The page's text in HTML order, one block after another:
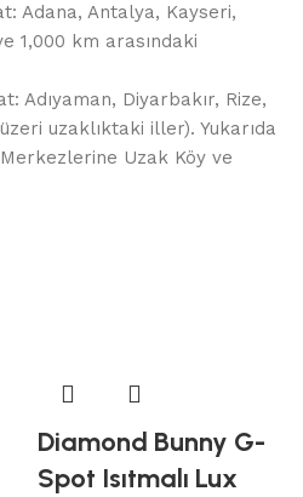
Adana, Antalya, Kayseri,
1,000 km arasındaki
Adıyaman, Diyarbakır, Rize,
uzaklıktaki iller). Yukarıda
Uzak Köy ve
Diamond Bunny G-
Spot Isıtmalı Lux